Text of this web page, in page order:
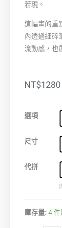
若現。
這幅畫的重
內透過細碎
流動感，也
NT$1280
選項
尺寸
代拼
庫存量: 4 件
黃
的
喬
焦
雷